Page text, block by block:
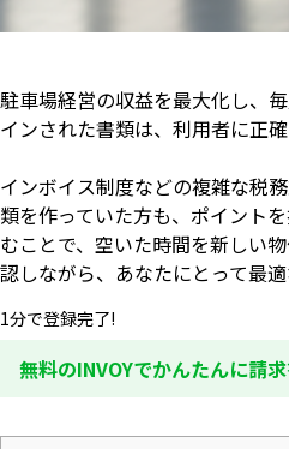
駐車場経営の収益を最大化し、
インされた書類は、利用者に正
インボイス制度などの複雑な税
類を作っていた方も、ポイント
むことで、空いた時間を新しい
認しながら、あなたにとって最
1分で登録完了!
無料のINVOYでかんたんに請